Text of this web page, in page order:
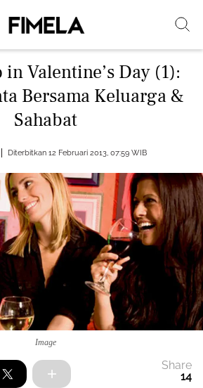
in Valentine’s Day (1):
Bersama Keluarga &
Sahabat
Diterbitkan 12 Februari 2013, 07:59 WIB
Image
Share
14